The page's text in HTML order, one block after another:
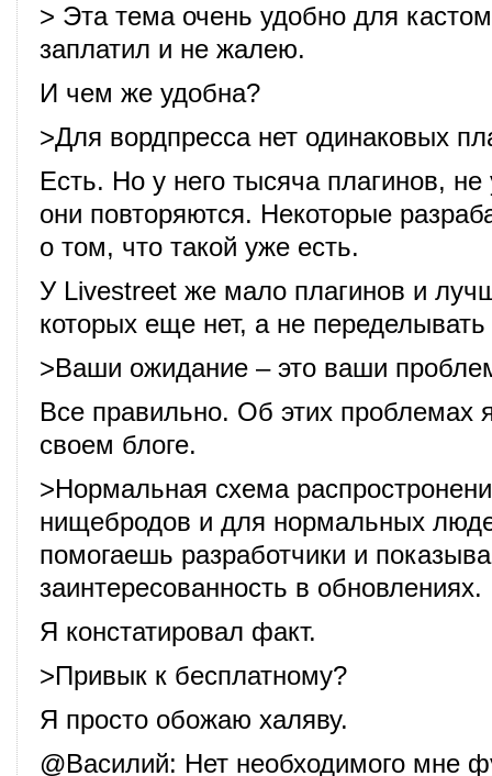
> Эта тема очень удобно для
заплатил и не жалею.
И чем же удобна?
>Для вордпресса нет одинаковых
Есть. Но у него тысяча плагинов, не
они повторяются. Некоторые
о том, что такой уже есть.
У Livestreet же мало плагинов и
которых еще нет, а не
>Ваши ожидание – это ваши
Все правильно. Об этих проблемах
своем блоге.
>Нормальная схема
нищебродов и для нормальных
помогаешь разработчики и
заинтересованность в обновлениях.
Я констатировал факт.
>Привык к бесплатному?
Я просто обожаю халяву.
@Василий: Нет необходимого мне